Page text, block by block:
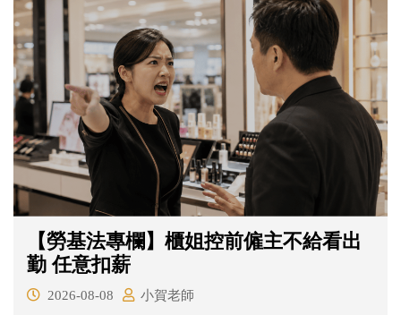
【勞基法專欄】櫃姐控前僱主不給看出
勤 任意扣薪
2026-08-08
小賀老師